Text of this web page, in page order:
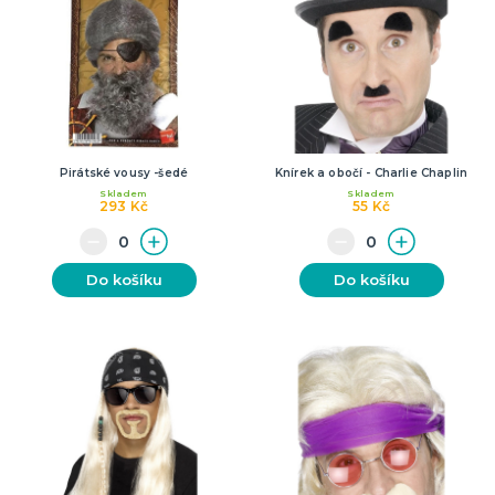
Pirátské vousy -šedé
293 Kč
Skladem
Do košíku
Knírek a obočí - Charlie Chaplin
55 Kč
Skladem
Do košíku